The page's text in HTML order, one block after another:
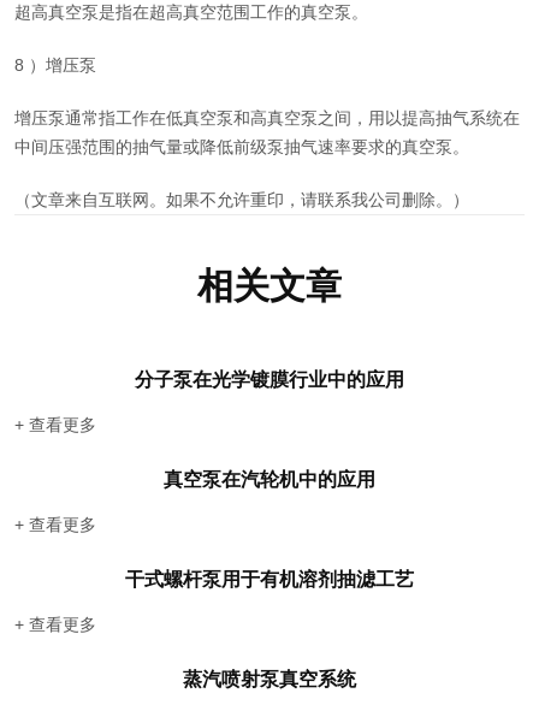
超高真空泵是指在超高真空范围工作的真空泵。
8 ）增压泵
增压泵通常指工作在低真空泵和高真空泵之间，用以提高抽气系统在
中间压强范围的抽气量或降低前级泵抽气速率要求的真空泵。
（文章来自互联网。如果不允许重印，请联系我公司删除。）
相关文章
分子泵在光学镀膜行业中的应用
+ 查看更多
真空泵在汽轮机中的应用
+ 查看更多
干式螺杆泵用于有机溶剂抽滤工艺
+ 查看更多
蒸汽喷射泵真空系统